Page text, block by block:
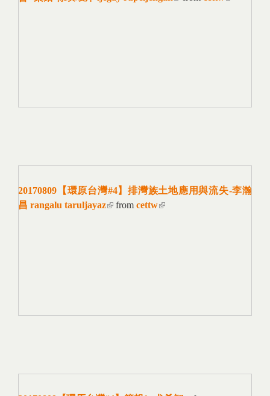
20170809【環原台灣#4】排灣族土地應用與流失-李瀚
昌 rangalu taruljayaz(link is external)
from cettw(link is external)